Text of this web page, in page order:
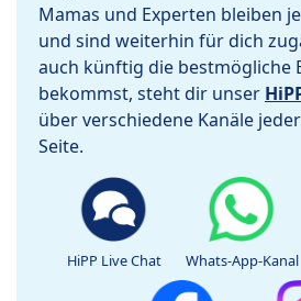
Mamas und Experten bleiben
und sind weiterhin für dich
auch künftig die bestmögliche
bekommst, steht dir unser
über verschiedene Kanäle
Seite.
HiPP Live Chat Whats-App-Kanal